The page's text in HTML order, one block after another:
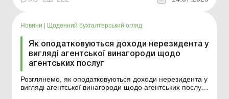
реклами; як це зробити, якщо в додатку ПН уже немає
Новини Щоденний бухгалтерський огляд
Як оподатковуються доходи нерезидента у
вигляді агентської винагороди щодо
агентських послуг
Розглянемо, як оподатковуються доходи нерезидента у
вигляді агентської винагороди щодо агентських послуг,